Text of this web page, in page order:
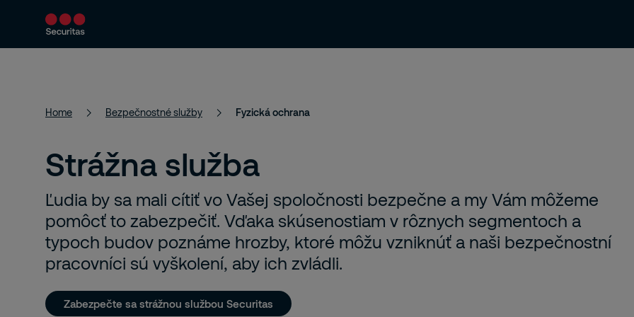
Bezpečnostné služby Bezpečnostné riešenia O nás Novinky & Blog Kariéra
Home Bezpečnostné služby Fyzická ochrana
Strážna služba
Ľudia by sa mali cítiť vo Vašej spoločnosti bezpečne a my Vám môžeme
pomôcť to zabezpečiť. Vďaka skúsenostiam v rôznych segmentoch a
typoch budov poznáme hrozby, ktoré môžu vzniknúť a naši bezpečnostní
pracovníci sú vyškolení, aby ich zvládli.
Zabezpečte sa strážnou službou Securitas